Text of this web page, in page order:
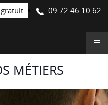
09 72 46 10 62
≡
MÉTIERS